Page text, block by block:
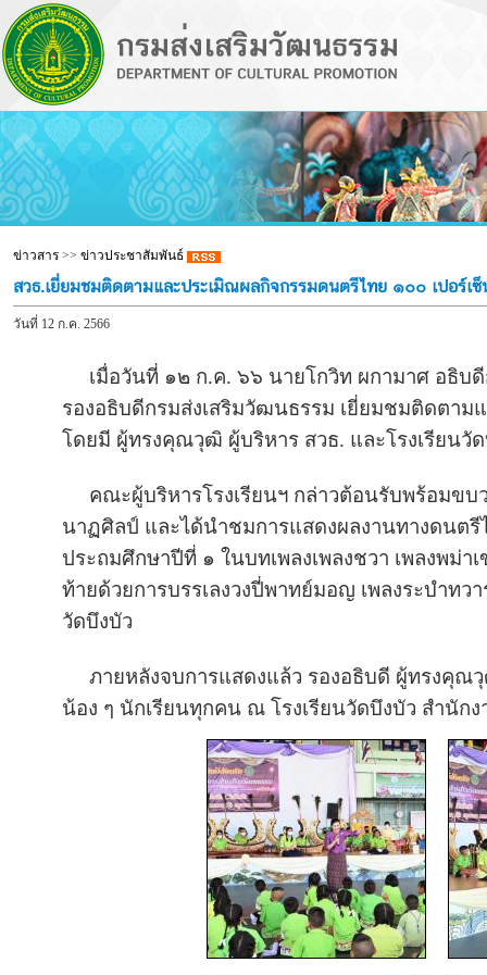
ข่าวสาร>> ข่าวประชาสัมพันธ์
สวธ.เยี่ยมชมติดตามและประเมิณผลกิจกรรมดนตรีไทย ๑๐๐ เปอร์
วันที่ 12 ก.ค. 2566
เมื่อวันที่ ๑๒ ก.ค. ๖๖ นายโกวิท ผกามาศ อธิบ
รองอธิบดีกรมส่งเสริมวัฒนธรรม เยี่ยมชมติดตา
โดยมี ผู้ทรงคุณวุฒิ ผู้บริหาร สวธ. และโรงเรียน
คณะผู้บริหารโรงเรียนฯ กล่าวต้อนรับพร้อมขบ
นาฏศิลป์ และได้นำชมการแสดงผลงานทางดนต
ประถมศึกษาปีที่ ๑ ในบทเพลงเพลงชวา เพลงพม่
ท้ายด้วยการบรรเลงวงปี่พาทย์มอญ เพลงระบำท
วัดบึงบัว
ภายหลังจบการแสดงแล้ว รองอธิบดี ผู้ทรงคุณ
น้อง ๆ นักเรียนทุกคน ณ โรงเรียนวัดบึงบัว สำนัก